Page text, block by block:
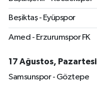
Beşiktaş - Eyüpspor
Amed - Erzurumspor FK
17 Ağustos, Pazartesi
Samsunspor - Göztepe